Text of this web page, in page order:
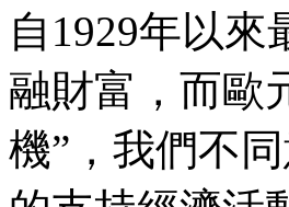
自 1929年以來
融財富，而歐
機” ，我們不